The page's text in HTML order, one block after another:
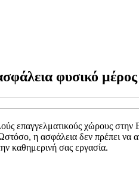
φυσικό
επαγγελματικούς χώρους
η ασφάλεια δεν πρέπει να
καθημερινή σας εργασία.